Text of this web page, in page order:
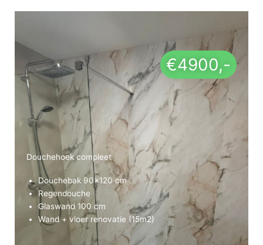
Bekijk voorwaarden
Douchehoek compleet
€4900,-
Douchebak 90×120 cm
Regendouche
Glaswand 100 cm
Wand + vloer renovatie (15m2)